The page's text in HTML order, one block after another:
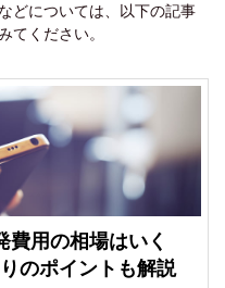
どについては、以下の記事
てください。
費用の相場はいく
のポイントも解説